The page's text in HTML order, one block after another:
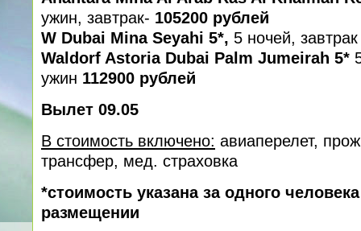
ужин, завтрак- 105200 рублей
W Dubai Mina Seyahi 5*, 5 ночей,
Waldorf Astoria Dubai Palm Jumeirah 5*
ужин 112900 рублей
Вылет 09.05
В стоимость включено: авиаперелет,
трансфер, мед. cтраховка
*стоимость указана за одного
размещении